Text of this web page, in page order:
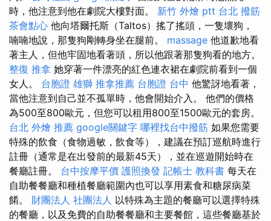
時，他注意到他在劇院大樓對面。 新竹 外燴 ptt 台北 撥筋
茶會點心 他向塔爾托斯（Taltos）搖了搖頭，一隻壞狗，
喃喃地說，那隻狗剛轉身坐在腿前。 massage 他道歉地看
著主人，但他牢固地看著頭，所以他跟著那隻狗看的地方。
整復 推拿 她穿著一件漂亮的紅色連衣裙在劇院前看到一個
女人。 台胞證 雄獅 推拿推薦 台胞證 台中 他驚訝地看著，
當他注意到自己並不孤單時，他會開始介入。 他們的價格
為500至800歐元，但您可以租用800至1500歐元的套房。
台北 外燴 推薦 google關鍵字 哪裡找台中撥筋 如果您需要
特殊的飲食（食物過敏，飲食等），建議在預訂巡航時進行
註冊（通常是在出發前的最新45天），並在巡遊開始時在
餐廳註冊。 台中按摩平價 護照換發 記帳士 教科書 每天在
自助餐餐廳和種植餐廳範圍內也可以享用素食和糖尿病菜
餚。 財團法人 社團法人 以特殊為主題的餐廳可以選擇特殊
的餐廳，以及免費的自助餐餐廳和主要餐館，這些餐廳基於